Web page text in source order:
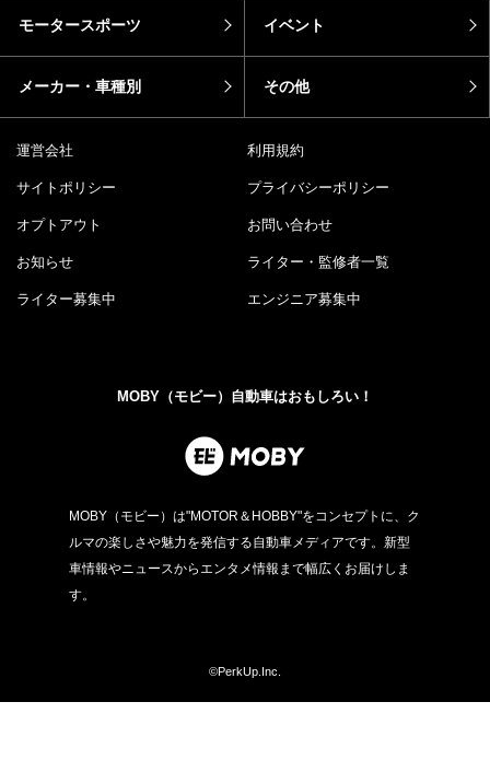
モータースポーツ イベント
メーカー・車種別 その他
運営会社 利用規約
サイトポリシー プライバシーポリシー
オプトアウト お問い合わせ
お知らせ ライター・監修者一覧
ライター募集中 エンジニア募集中
MOBY（モビー）自動車はおもしろい！
MOBY（モビー）は"MOTOR＆HOBBY"をコンセプトに、ク
ルマの楽しさや魅力を発信する自動車メディアです。新型
車情報やニュースからエンタメ情報まで幅広くお届けしま
す。
©PerkUp.Inc.